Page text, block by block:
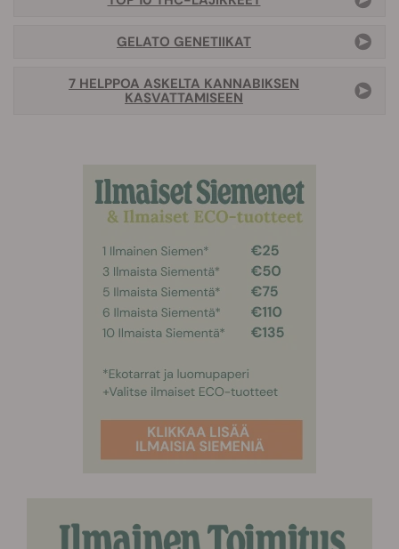
GELATO GENETIIKAT
7 HELPPOA ASKELTA KANNABIKSEN
KASVATTAMISEEN